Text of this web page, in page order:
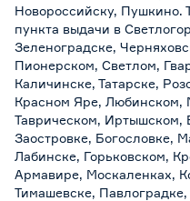
Новороссийску, Пушкино.
пункта выдачи в
Зеленоградске,
Пионерском, Светлом,
Каличинске, Татарске,
Красном Яре, Любинском,
Таврическом, Иртышском,
Заостровке, Богословке,
Лабинске, Горьковском,
Армавире, Москаленках,
Тимашевске,